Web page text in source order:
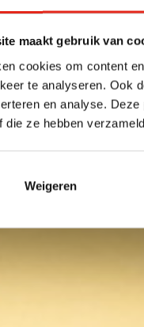
maakt gebruik van
cookies om content
te analyseren. Ook
en analyse.
die ze hebben
Weigeren